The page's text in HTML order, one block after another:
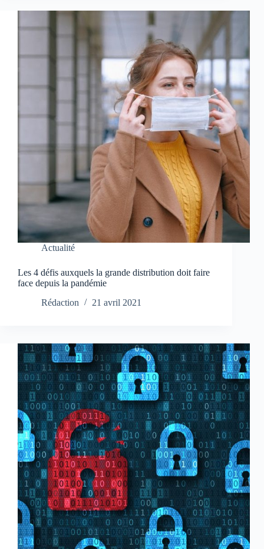
Actualité
Les 4 défis auxquels la grande distribution doit faire
face depuis la pandémie
Rédaction
21 avril 2021